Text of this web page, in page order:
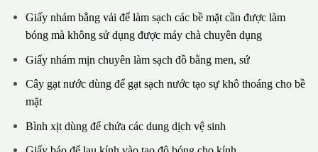
Giấy nhám bằng vải để làm sạch các bề mặt cần được làm
bóng mà không sử dụng được máy chà chuyên dụng
Giấy nhám mịn chuyên làm sạch đồ bằng men, sứ
Cây gạt nước dùng để gạt sạch nước tạo sự khô thoáng cho bề
mặt
Bình xịt dùng để chứa các dung dịch vệ sinh